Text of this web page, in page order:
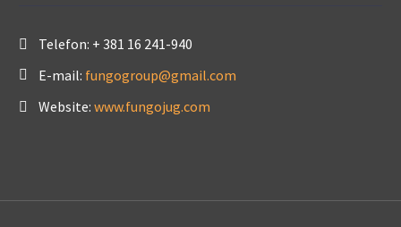
Telefon: + 381 16 241-940
E-mail: fungogroup@gmail.com
Website: www.fungojug.com